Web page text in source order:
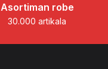
Asortiman robe
30.000 artikala